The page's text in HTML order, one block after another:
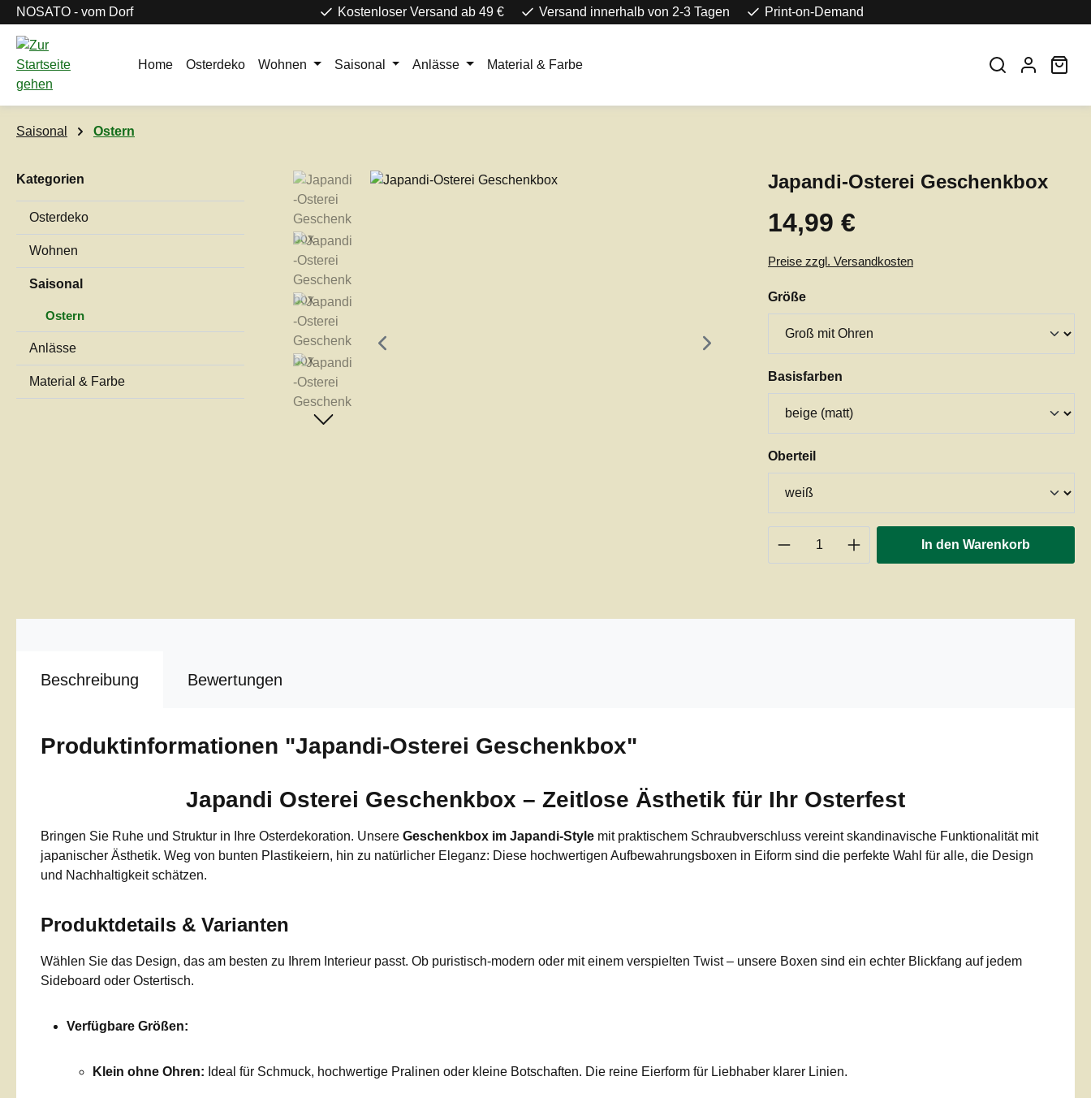
Hauptinhalt springen
Zur Suche springen
Zur Hauptnavigation springen
NOSATO - vom Dorf Kostenloser Versand ab 49 € Versand innerhalb von 2-3 Tagen Print-on-Demand
Home Osterdeko Wohnen Saisonal Anlässe Material & Farbe
Saisonal Ostern
Kategorien
Osterdeko
Wohnen
Saisonal
Ostern
Anlässe
Material & Farbe
Bildergalerie überspringen Japandi-Osterei Geschenkbox
Regulärer Preis:
14,99 €
Preise zzgl. Versandkosten
Größeauswählen
Basisfarben
Oberteilauswählen
Produkt Anzahl: Gib den
In den Warenkorb
Beschreibung Bewertungen
Produktinformationen "Japandi-Osterei Geschenkbox"
Japandi Osterei Geschenkbox – Zeitlose Ästhetik für Ihr Osterfest
Bringen Sie Ruhe und Struktur in Ihre Osterdekoration. Unsere Geschenkbox im Japandi-Style mit praktischem Schraubverschluss vereint skandinavische Funktionalität mit
japanischer Ästhetik. Weg von bunten Plastikeiern, hin zu natürlicher Eleganz: Diese hochwertigen Aufbewahrungsboxen in Eiform sind die perfekte Wahl für alle, die Design
und Nachhaltigkeit schätzen.
Produktdetails & Varianten
Wählen Sie das Design, das am besten zu Ihrem Interieur passt. Ob puristisch-modern oder mit einem verspielten Twist – unsere Boxen sind ein echter Blickfang auf jedem
Sideboard oder Ostertisch.
Verfügbare Größen:
Klein ohne Ohren: Ideal für Schmuck, hochwertige Pralinen oder kleine Botschaften. Die reine Eierform für Liebhaber klarer Linien.